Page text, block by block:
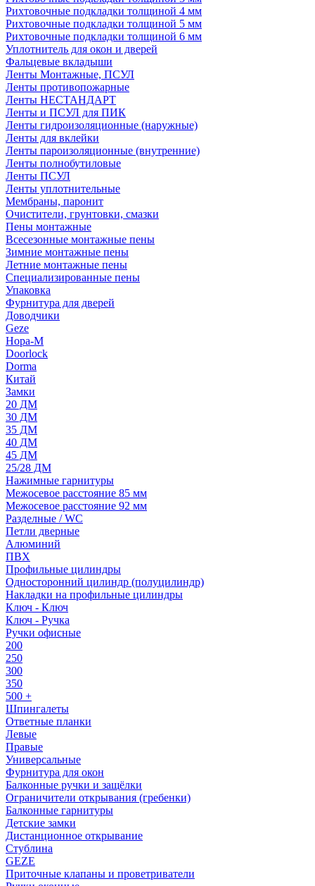
Рихтовочные подкладки толщиной 4 мм
Рихтовочные подкладки толщиной 5 мм
Рихтовочные подкладки толщиной 6 мм
Уплотнитель для окон и дверей
Фальцевые вкладыши
Ленты Монтажные, ПСУЛ
Ленты противопожарные
Ленты НЕСТАНДАРТ
Ленты и ПСУЛ для ПИК
Ленты гидроизоляционные (наружные)
Ленты для вклейки
Ленты пароизоляционные (внутренние)
Ленты полнобутиловые
Ленты ПСУЛ
Ленты уплотнительные
Мембраны, паронит
Очистители, грунтовки, смазки
Пены монтажные
Всесезонные монтажные пены
Зимние монтажные пены
Летние монтажные пены
Специализированные пены
Упаковка
Фурнитура для дверей
Доводчики
Geze
Нора-М
Doorlock
Dorma
Китай
Замки
20 ДМ
30 ДМ
35 ДМ
40 ДМ
45 ДМ
25/28 ДМ
Нажимные гарнитуры
Межосевое расстояние 85 мм
Межосевое расстояние 92 мм
Разделные / WC
Петли дверные
Алюминий
ПВХ
Профильные цилиндры
Односторонний цилиндр (полуцилиндр)
Накладки на профильные цилиндры
Ключ - Ключ
Ключ - Ручка
Ручки офисные
200
250
300
350
500 +
Шпингалеты
Ответные планки
Левые
Правые
Универсальные
Фурнитура для окон
Балконные ручки и защёлки
Ограничители открывания (гребенки)
Балконные гарнитуры
Детские замки
Дистанционное открывание
Стублина
GEZE
Приточные клапаны и проветриватели